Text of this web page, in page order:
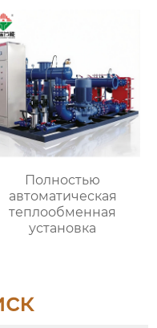
Полностью
автоматическая
теплообменная
установка